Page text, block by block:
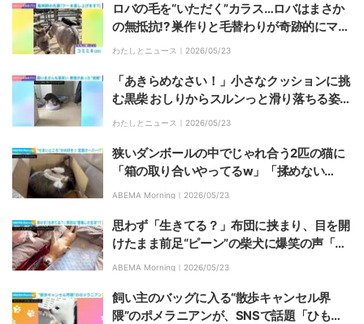
ロバの毛を“いただく”カラス…ロバはまさか
の無抵抗!? 巣作りと毛替わりが奇跡的にマッ
チした“衝撃的な風物詩”が話題に
わたしとニュース｜ 2026/05/23
「あきらめなさい！」小さなクッションに挑
む黒柴 おしりからスルンっと滑り落ちる姿に
飼い主も苦笑い
わたしとニュース｜ 2026/05/23
狭いダンボールの中でじゃれ合う2匹の猫に
「箱の取り合いやってるw」「揉めない
で〜！」と反響
ABEMA Morning｜ 2026/05/23
思わず「生きてる？」布団に挟まり、目を開
けたまま前足“ピーン”の柴犬に爆笑の声「微
動だにしないw」「めっちゃかわいい〜」
ABEMA Morning｜ 2026/05/23
飼い主のバッグに入る“散歩キャンセル界
隈”のポメラニアンが、SNSで話題「ひも片